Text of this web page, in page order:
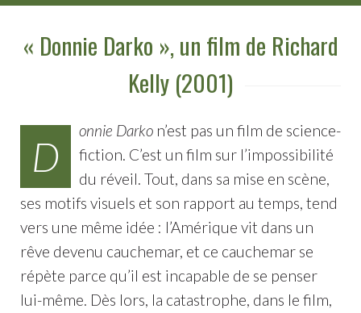
« Donnie Darko », un film de Richard
Kelly (2001)
D
onnie Darkon’est pas un film de science-
fiction. C’est un film sur l’impossibilité
du réveil. Tout, dans sa mise en scène,
ses motifs visuels et son rapport au temps, tend
vers une même idée : l’Amérique vit dans un
rêve devenu cauchemar, et ce cauchemar se
répète parce qu’il est incapable de se penser
lui-même. Dès lors, la catastrophe, dans le film,